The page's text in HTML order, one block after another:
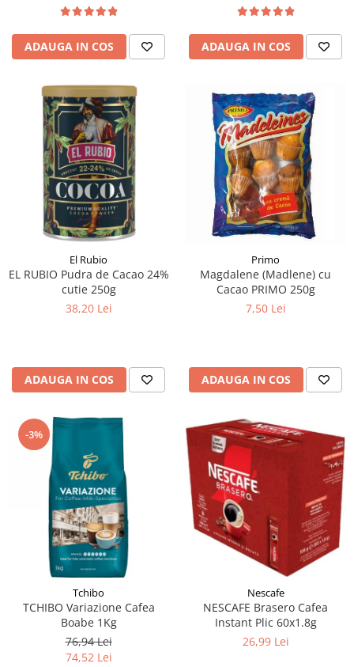
ADAUGA IN COS ADAUGA IN COS
El Rubio
EL RUBIO Pudra de Cacao 24%
cutie 250g
38,20 Lei
ADAUGA IN COS
Primo
Magdalene (Madlene) cu
Cacao PRIMO 250g
7,50 Lei
ADAUGA IN COS
-3%
Tchibo
TCHIBO Variazione Cafea
Boabe 1Kg
76,94 Lei
74,52 Lei
Nescafe
NESCAFE Brasero Cafea
Instant Plic 60x1.8g
26,99 Lei